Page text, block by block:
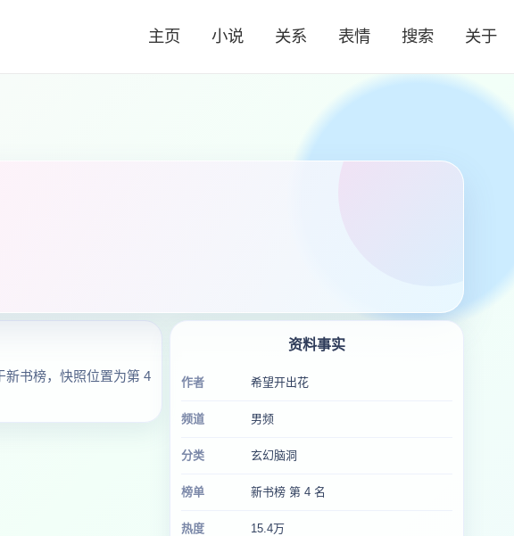
主页 小说 关系 表情 搜索 关于
新书榜，快照位置为第 4
资料事实
作者 希望开出花
频道 男频
分类 玄幻脑洞
榜单 新书榜 第 4 名
热度 15.4万